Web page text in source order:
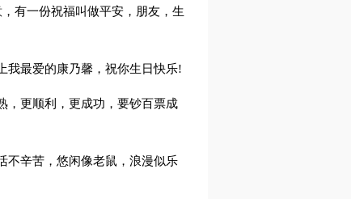
有一份祝福叫做平安，朋友，生
我最爱的康乃馨，祝你生日快乐!
，更顺利，更成功，要钞百票成
不辛苦，悠闲像老鼠，浪漫似乐